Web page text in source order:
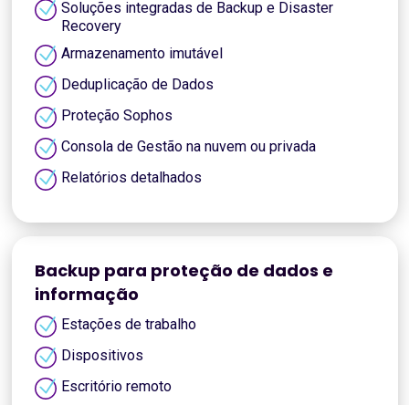
Soluções integradas de Backup e Disaster
Recovery
Armazenamento imutável
Deduplicação de Dados
Proteção Sophos
Consola de Gestão na nuvem ou privada
Relatórios detalhados
Backup para proteção de dados e
informação
Estações de trabalho
Dispositivos
Escritório remoto